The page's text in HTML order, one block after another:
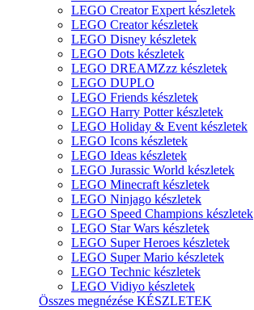
LEGO Creator Expert készletek
LEGO Creator készletek
LEGO Disney készletek
LEGO Dots készletek
LEGO DREAMZzz készletek
LEGO DUPLO
LEGO Friends készletek
LEGO Harry Potter készletek
LEGO Holiday & Event készletek
LEGO Icons készletek
LEGO Ideas készletek
LEGO Jurassic World készletek
LEGO Minecraft készletek
LEGO Ninjago készletek
LEGO Speed Champions készletek
LEGO Star Wars készletek
LEGO Super Heroes készletek
LEGO Super Mario készletek
LEGO Technic készletek
LEGO Vidiyo készletek
Összes megnézése KÉSZLETEK